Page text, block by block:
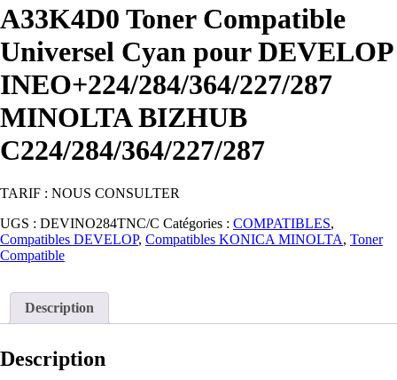
A33K4D0 Toner Compatible
Universel Cyan pour DEVELOP
INEO+224/284/364/227/287
MINOLTA BIZHUB
C224/284/364/227/287
TARIF : NOUS CONSULTER
UGS : DEVINO284TNC/C Catégories : COMPATIBLES,
Compatibles DEVELOP, Compatibles KONICA MINOLTA, Toner
Compatible
Description
Description